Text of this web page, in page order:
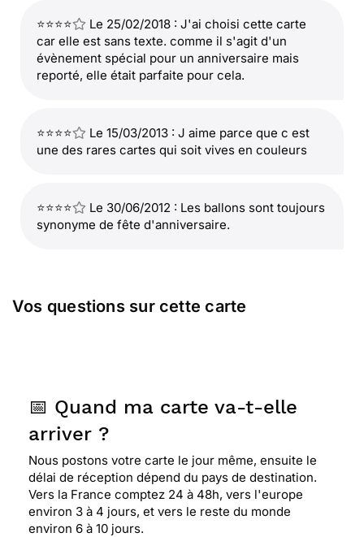
⭐⭐⭐⭐
Le 25/02/2018 : J'ai choisi cette carte
car elle est sans texte. comme il s'agit d'un
évènement spécial pour un anniversaire mais
reporté, elle était parfaite pour cela.
⭐⭐⭐⭐
Le 15/03/2013 : J aime parce que c est
une des rares cartes qui soit vives en couleurs
⭐⭐⭐⭐
Le 30/06/2012 : Les ballons sont toujours
synonyme de fête d'anniversaire.
Vos questions sur cette carte
📅 Quand ma carte va-t-elle
arriver ?
Nous postons votre carte le jour même, ensuite le
délai de réception dépend du pays de destination.
Vers la France comptez 24 à 48h, vers l'europe
environ 3 à 4 jours, et vers le reste du monde
environ 6 à 10 jours.